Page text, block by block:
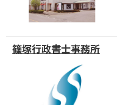
篠塚行政書士事務所